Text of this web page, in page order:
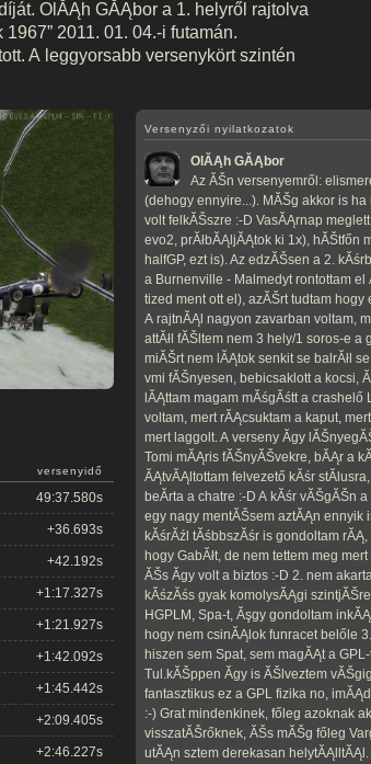
OlĂĄh GĂĄbor a 1. helyről rajtolva
2011. 01. 04.-i futamán.
A leggyorsabb versenykört szintén
versenyidő
49:37.580s
+36.693s
+42.192s
+1:17.327s
+1:21.927s
+1:42.092s
+1:45.442s
+2:09.405s
+2:46.227s
Versenyzői nyilatkozatok
OlĂĄh GĂĄbor
Az ĂŠn versenyemről:
(dehogy ennyire...). MĂŠg akkor is
volt felkĂŠszre :-D VasĂĄrnap
evo2, prĂłbĂĄljĂĄtok ki 1x), hĂŠtfőn
halfGP, ezt is). Az edzĂŠsen a 2.
a Burnenville - Malmedyt rontottam
tized ment ott el), azĂŠrt tudtam
A rajtnĂĄl nagyon zavarban voltam,
attĂłl fĂŠltem nem 3 hely/1 soros-e
miĂŠrt nem lĂĄtok senkit se balrĂłl
vmi fĂŠnyesen, bebicsaklott a kocsi,
lĂĄttam magam mĂśgĂśtt a
voltam, mert rĂĄcsuktam a kaput,
mert laggolt. A verseny Ă­gy
Tomi mĂĄris fĂŠnyĂŠvekre, bĂĄr a
ĂĄtvĂĄltottam felvezető kĂśr
beĂ­rta a chatre :-D A kĂśr vĂŠgĂŠn
egy nagy mentĂŠsem aztĂĄn ennyik
kĂśrĂźl tĂśbbszĂśr is gondoltam
hogy GabĂłt, de nem tettem meg
ĂŠs Ă­gy volt a biztos :-D 2. nem
kĂśzĂśs gyak komolysĂĄgi
HGPLM, Spa-t, Ăşgy gondoltam
hogy nem csinĂĄlok funracet belőle
hiszen sem Spat, sem magĂĄt a
Tul.kĂŠppen Ă­gy is ĂŠlveztem
fantasztikus ez a GPL fizika no,
:-) Grat mindenkinek, főleg azoknak
visszatĂŠrőknek, ĂŠs mĂŠg főleg
utĂĄn sztem derekasan